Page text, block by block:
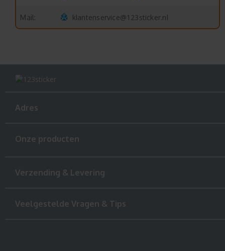
Mail: klantenservice@123sticker.nl
Adres
Onze producten
Verzending & Levering
Veelgestelde Vragen & Tips